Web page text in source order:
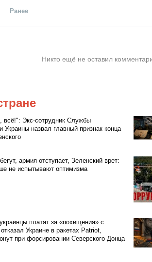
Ранее
Никто ещё не оставил
всё!": Экс-сотрудник Службы
Украины назвал главный признак конца
армия отступает, Зеленский врет:
не испытывают оптимизма
платят за «похищения» с
Украине в ракетах Patriot,
при форсировании Северского Донца